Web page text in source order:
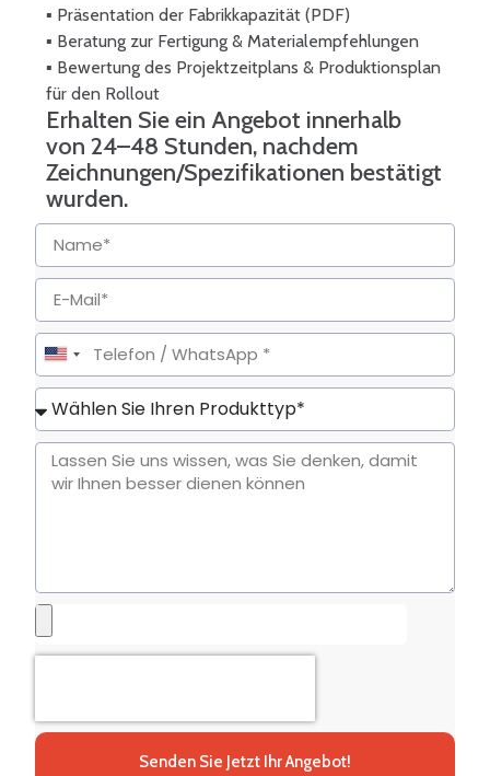
▪ Präsentation der Fabrikkapazität (PDF)
▪ Beratung zur Fertigung & Materialempfehlungen
▪ Bewertung des Projektzeitplans & Produktionsplan
für den Rollout
Erhalten Sie ein Angebot innerhalb
von 24–48 Stunden, nachdem
Zeichnungen/Spezifikationen bestätigt
wurden.
United
States
+1
Senden Sie Jetzt Ihr Angebot!